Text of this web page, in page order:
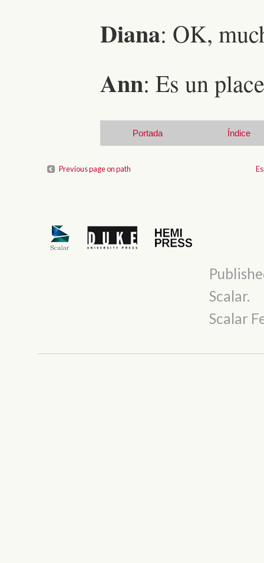
Diana: OK,
Ann: Es un
Portada Índice
Previous page on path
Scalar.
Scalar